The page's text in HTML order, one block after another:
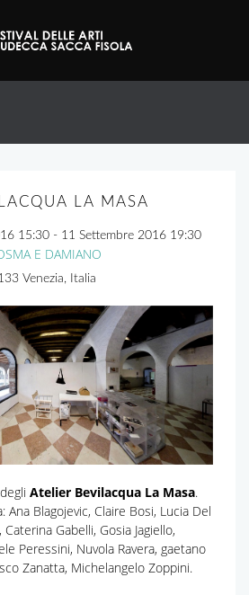
LA MASA
15:30 - 11 Settembre 2016 19:30
E DAMIANO
Venezia, Italia
Atelier Bevilacqua La Masa.
Ana Blagojevic, Claire Bosi, Lucia Del
Gabelli, Gosia Jagiello,
Peressini, Nuvola Ravera, gaetano
Zanatta, Michelangelo Zoppini.